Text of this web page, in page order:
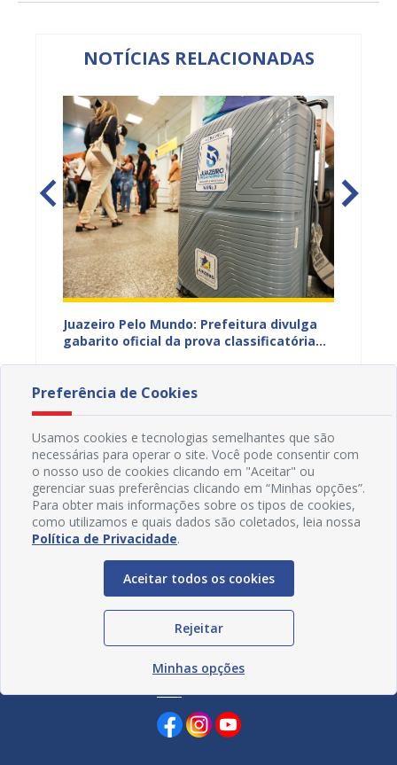
NOTÍCIAS RELACIONADAS
Juazeiro Pelo Mundo: Prefeitura divulga
gabarito oficial da prova classificatória
03/
Redes Sociais
Preferência de Cookies
Usamos cookies e tecnologias semelhantes que são
necessárias para operar o site. Você pode consentir com
o nosso uso de cookies clicando em "Aceitar" ou
gerenciar suas preferências clicando em “Minhas opções”.
Para obter mais informações sobre os tipos de cookies,
como utilizamos e quais dados são coletados, leia nossa
Política de Privacidade.
Aceitar todos os cookies
Rejeitar
Minhas opções